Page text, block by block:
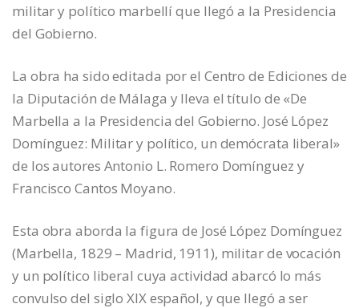
militar y político marbellí que llegó a la Presidencia
del Gobierno.
La obra ha sido editada por el Centro de Ediciones de
la Diputación de Málaga y lleva el título de «De
Marbella a la Presidencia del Gobierno. José López
Domínguez: Militar y político, un demócrata liberal»
de los autores Antonio L. Romero Domínguez y
Francisco Cantos Moyano.
Esta obra aborda la figura de José López Domínguez
(Marbella, 1829 – Madrid, 1911), militar de vocación
y un político liberal cuya actividad abarcó lo más
convulso del siglo XIX español, y que llegó a ser